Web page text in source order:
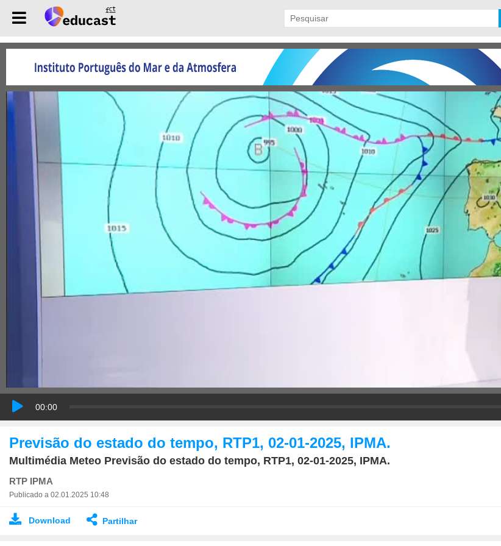
00:00
Previsão do estado do tempo, RTP1, 02-01-2025, IPMA.
Multimédia Meteo Previsão do estado do tempo, RTP1, 02-01-2025, IPMA.
RTP IPMA
Publicado a 02.01.2025 10:48
Download Partilhar